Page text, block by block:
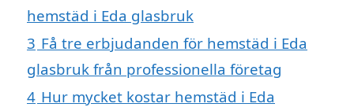
hemstäd i Eda glasbruk
3 Få tre erbjudanden för hemstäd i Eda
glasbruk från professionella företag
4 Hur mycket kostar hemstäd i Eda